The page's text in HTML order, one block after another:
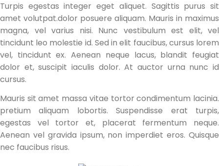
Turpis egestas integer eget aliquet. Sagittis purus sit
amet volutpat.dolor posuere aliquam. Mauris in maximus
magna, vel varius nisi. Nunc vestibulum est elit, vel
tincidunt leo molestie id. Sed in elit faucibus, cursus lorem
vel, tincidunt ex. Aenean neque lacus, blandit feugiat
dolor et, suscipit iaculis dolor. At auctor urna nunc id
cursus.
Mauris sit amet massa vitae tortor condimentum lacinia.
pretium aliquam lobortis. Suspendisse erat turpis,
egestas vel tortor et, placerat fermentum neque.
Aenean vel gravida ipsum, non imperdiet eros. Quisque
nec faucibus risus.